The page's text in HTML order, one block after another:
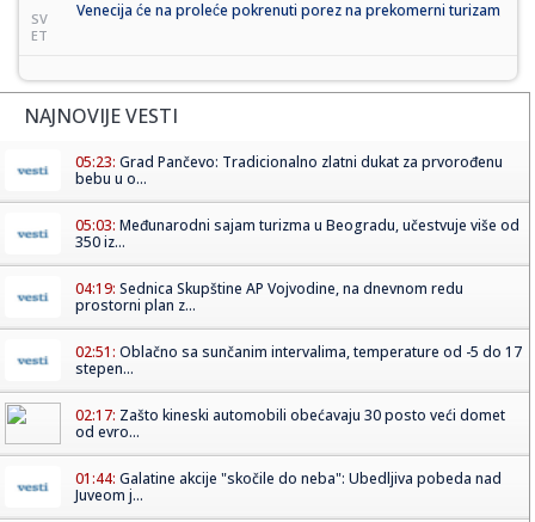
SV
ET
Venecija će na proleće pokrenuti porez na prekomerni turizam
NAJNOVIJE VESTI
05:23: Grad Pančevo: Tradicionalno zlatni dukat za prvorođenu
bebu u o...
05:03: Međunarodni sajam turizma u Beogradu, učestvuje više od
350 iz...
04:19: Sednica Skupštine AP Vojvodine, na dnevnom redu
prostorni plan z...
02:51: Oblačno sa sunčanim intervalima, temperature od -5 do 17
stepen...
02:17: Zašto kineski automobili obećavaju 30 posto veći domet
od evro...
01:44: Galatine akcije "skočile do neba": Ubedljiva pobeda nad
Juveom j...